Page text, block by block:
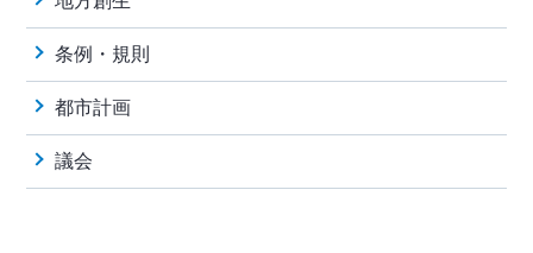
条例・規則
都市計画
議会